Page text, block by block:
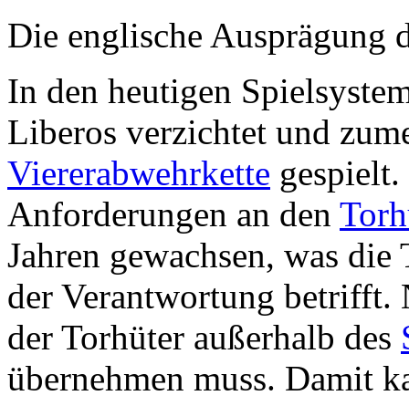
Die englische Ausprägung
In den heutigen
Liberos verzichtet und
Viererabwehrkette
Anforderungen an den
Jahren gewachsen, was
der Verantwortung betrifft.
der Torhüter außerhalb des
übernehmen muss. Damit